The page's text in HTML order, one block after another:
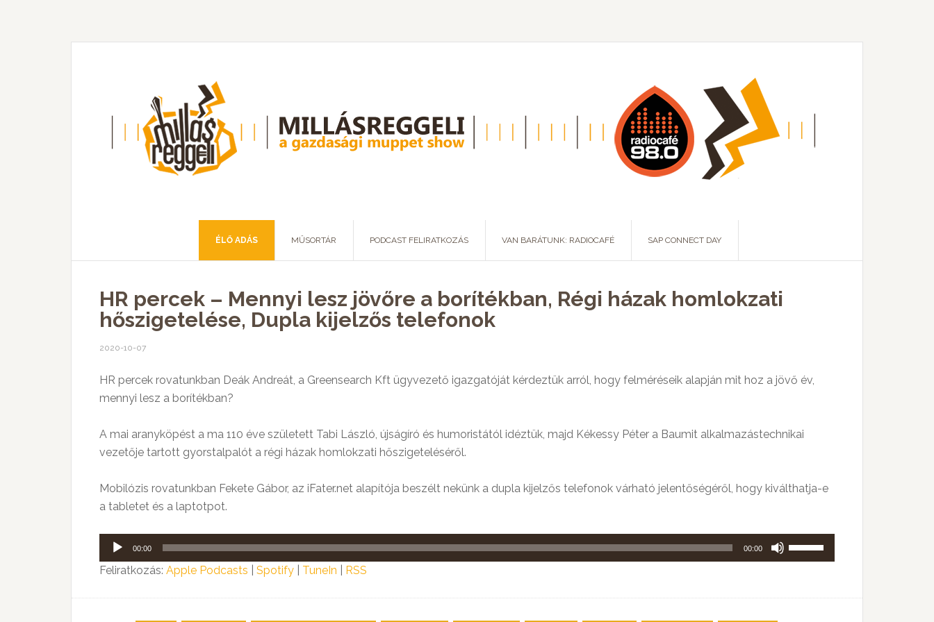
ÉLŐ ADÁS MŰSORTÁR PODCAST FELIRATKOZÁS VAN BARÁTUNK: RADIOCAFÉ SAP CONNECT DAY
HR percek – Mennyi lesz jövőre a borítékban, Régi házak homlokzati
hőszigetelése, Dupla kijelzős telefonok
2020-10-07
HR percek rovatunkban Deák Andreát, a Greensearch Kft ügyvezető igazgatóját kérdeztük arról, hogy felméréseik alapján mit hoz a jövő év,
mennyi lesz a borítékban?
A mai aranyköpést a ma 110 éve született Tabi László, újságíró és humoristától idéztük, majd Kékessy Péter a Baumit alkalmazástechnikai
vezetője tartott gyorstalpalót a régi házak homlokzati hőszigeteléséről.
Mobilózis rovatunkban Fekete Gábor, az iFater.net alapítója beszélt nekünk a dupla kijelzős telefonok várható jelentőségéről, hogy kiválthatja-e
a tabletet és a laptotpot.
Audió
lejátszó
00:00 00:00
hangerő
illetőleg
Feliratkozás: Apple Podcasts Spotify TuneIn RSS